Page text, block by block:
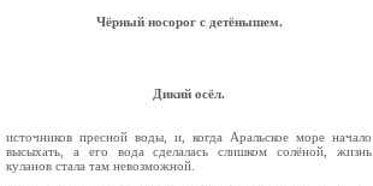
Чёрный носорог с детёнышем.
Дикий осёл.
источников пресной воды, и, когда Аральское море начало
высы­хать, а его вода сделалась слишком солёной, жизнь
куланов стала там невозможной.